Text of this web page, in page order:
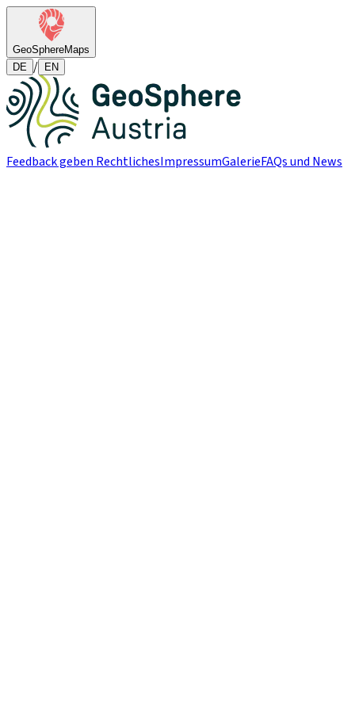
GeoSphereMaps
DE / EN
Feedback geben RechtlichesImpressumGalerieFAQs und News